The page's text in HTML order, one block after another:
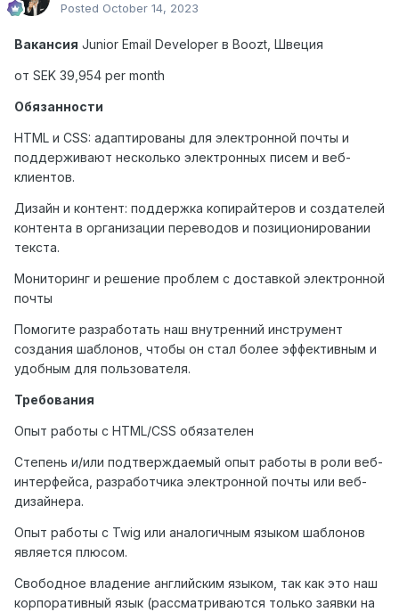
Posted October 14, 2023
Вакансия Junior Email Developer в Boozt, Швеция
от SEK 39,954 per month
Обязанности
HTML и CSS: адаптированы для электронной почты и
поддерживают несколько электронных писем и веб-
клиентов.
Дизайн и контент: поддержка копирайтеров и создателей
контента в организации переводов и позиционировании
текста.
Мониторинг и решение проблем с доставкой электронной
почты
Помогите разработать наш внутренний инструмент
создания шаблонов, чтобы он стал более эффективным и
удобным для пользователя.
Требования
Опыт работы с HTML/CSS обязателен
Степень и/или подтверждаемый опыт работы в роли веб-
интерфейса, разработчика электронной почты или веб-
дизайнера.
Опыт работы с Twig или аналогичным языком шаблонов
является плюсом.
Свободное владение английским языком, так как это наш
корпоративный язык (рассматриваются только заявки на